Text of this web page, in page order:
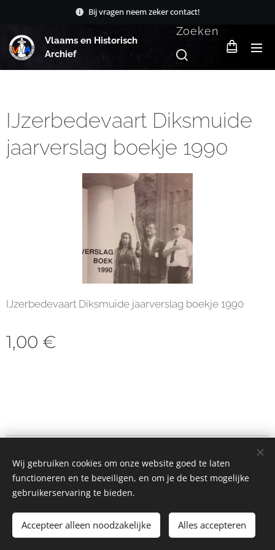
Bij vragen neem zeker contact!
Vlaams en Historisch
Archief
Zoeken
IJzerbedevaart Diksmuide
jaarverslag boekje 1990
IJzerbedevaart Diksmuide jaarverslag boekje 1990
1,00 €
Toevoegen aan de winkelwagen
Cookies
Wij gebruiken cookies om onze website goed te laten
functioneren en te beveiligen, en om je de best mogelijke
gebruikerservaring te bieden.
Accepteer alleen noodzakelijke Alles accepteren